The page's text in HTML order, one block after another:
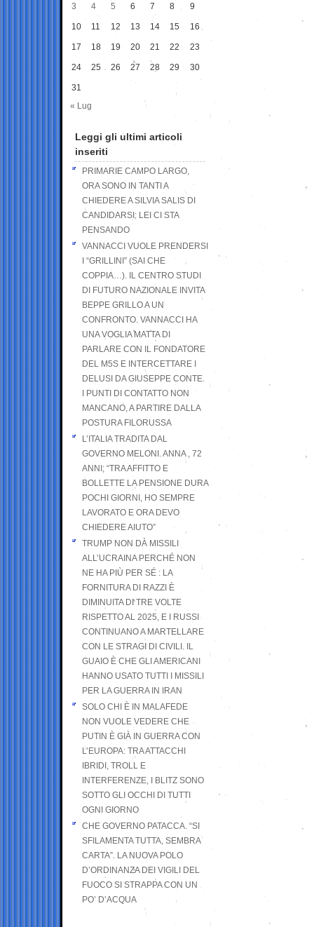
3 4 5 6 7 8 9
10 11 12 13 14 15 16
17 18 19 20 21 22 23
24 25 26 27 28 29 30
31
« Lug
Leggi gli ultimi articoli
inseriti
PRIMARIE CAMPO LARGO,
ORA SONO IN TANTI A
CHIEDERE A SILVIA SALIS DI
CANDIDARSI: LEI CI STA
PENSANDO
VANNACCI VUOLE PRENDERSI
I “GRILLINI” (SAI CHE
COPPIA…). IL CENTRO STUDI
DI FUTURO NAZIONALE INVITA
BEPPE GRILLO A UN
CONFRONTO. VANNACCI HA
UNA VOGLIA MATTA DI
PARLARE CON IL FONDATORE
DEL M5S E INTERCETTARE I
DELUSI DA GIUSEPPE CONTE.
I PUNTI DI CONTATTO NON
MANCANO, A PARTIRE DALLA
POSTURA FILORUSSA
L’ITALIA TRADITA DAL
GOVERNO MELONI. ANNA , 72
ANNI; “TRA AFFITTO E
BOLLETTE LA PENSIONE DURA
POCHI GIORNI, HO SEMPRE
LAVORATO E ORA DEVO
CHIEDERE AIUTO”
TRUMP NON DÀ MISSILI
ALL’UCRAINA PERCHÉ NON
NE HA PIÙ PER SÉ : LA
FORNITURA DI RAZZI È
DIMINUITA DI TRE VOLTE
RISPETTO AL 2025, E I RUSSI
CONTINUANO A MARTELLARE
CON LE STRAGI DI CIVILI. IL
GUAIO È CHE GLI AMERICANI
HANNO USATO TUTTI I MISSILI
PER LA GUERRA IN IRAN
SOLO CHI È IN MALAFEDE
NON VUOLE VEDERE CHE
PUTIN È GIÀ IN GUERRA CON
L’EUROPA: TRA ATTACCHI
IBRIDI, TROLL E
INTERFERENZE, I BLITZ SONO
SOTTO GLI OCCHI DI TUTTI
OGNI GIORNO
CHE GOVERNO PATACCA. “SI
SFILAMENTA TUTTA, SEMBRA
CARTA”. LA NUOVA POLO
D’ORDINANZA DEI VIGILI DEL
FUOCO SI STRAPPA CON UN
PO’ D’ACQUA